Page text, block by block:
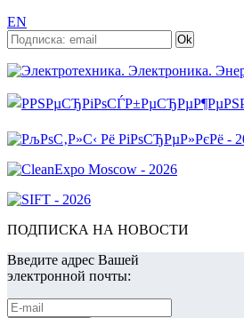
EN
ПОДПИСКА НА НОВОСТИ
Введите адрес Вашей
электронной почты: